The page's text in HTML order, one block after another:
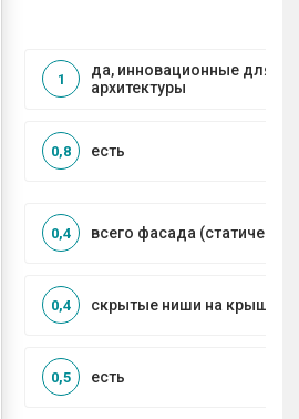
да, инновационные для
архитектуры
1
есть
0,8
всего фасада
0,4
скрытые ниши на крыше,
0,4
есть
0,5